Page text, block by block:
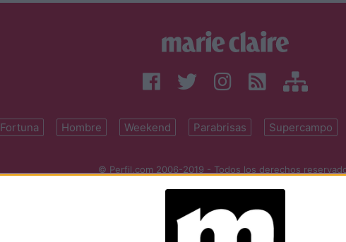
Fortuna Hombre Weekend Parabrisas Supercampo
© Perfil.com 2006-2019 - Todos los derechos
perfilcom@perfil.com| Propietario: Diario Perfil S.A.